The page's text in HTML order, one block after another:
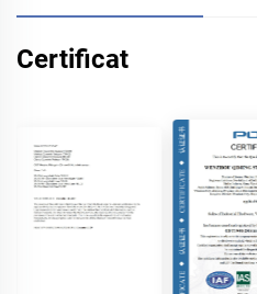
Certificat